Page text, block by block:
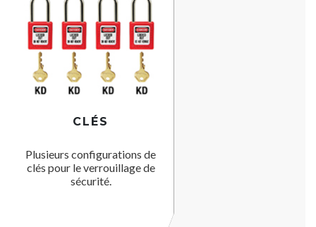
CLÉS
Plusieurs configurations de
clés pour le verrouillage de
sécurité.